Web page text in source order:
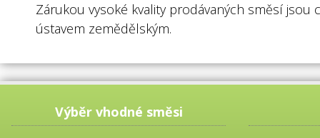
Zárukou vysoké kvality prodávaných směsí
ústavem zemědělským.
Výběr vhodné směsi